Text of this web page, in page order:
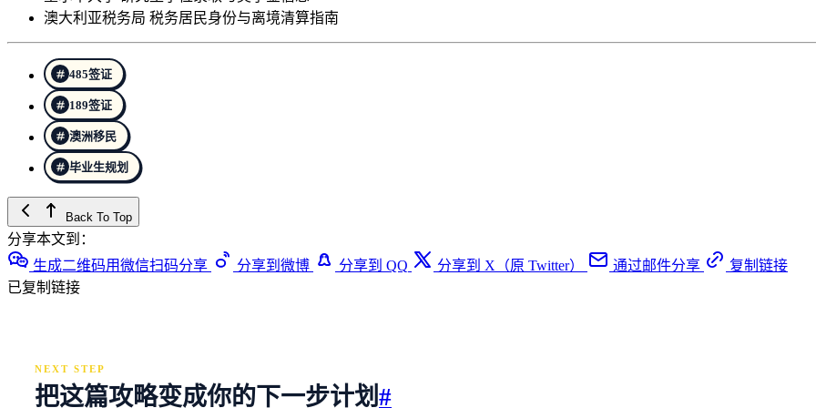
澳大利亚税务局 税务居民身份与离境清算指南
485签证
189签证
澳洲移民
毕业生规划
Back To Top
分享本文到：
生成二维码用微信扫码分享
分享到微博 分享到 QQ 分享到 X（原 Twitter） 通过邮件分享
复制链接
已复制链接
NEXT STEP
把这篇攻略变成你的下一步计划 #